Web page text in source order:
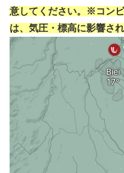
意してください。※コン
は、気圧・標高に影響さ